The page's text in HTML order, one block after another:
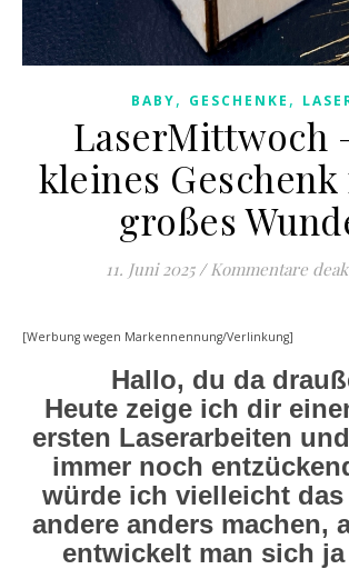
BABY, GESCHENKE ,
LaserMittwoch
kleines
großes
11. Juni 2025 / Kommentare
[Werbung wegen Markennennung/Verlinkung]
Hallo, du da
Heute zeige ich dir
ersten Laserarbeiten
immer noch
würde ich vielleicht
andere anders machen,
entwickelt man sich ja